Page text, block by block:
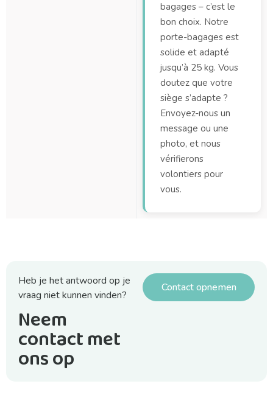
bagages – c’est le
bon choix. Notre
porte-bagages est
solide et adapté
jusqu’à 25 kg. Vous
doutez que votre
siège s’adapte ?
Envoyez-nous un
message ou une
photo, et nous
vérifierons
volontiers pour
vous.
Heb je het antwoord op je
vraag niet kunnen vinden?
Neem
contact met
ons op
Contact opnemen